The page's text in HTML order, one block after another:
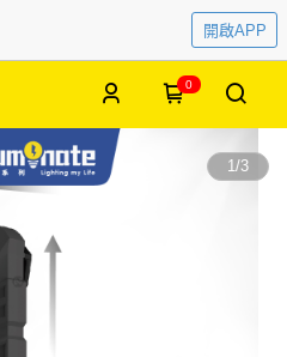
開啟APP
0
1/3